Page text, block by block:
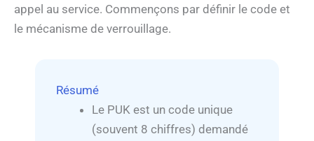
appel au service. Commençons par définir le code et
le mécanisme de verrouillage.
Résumé
Le PUK est un code unique
(souvent 8 chiffres) demandé